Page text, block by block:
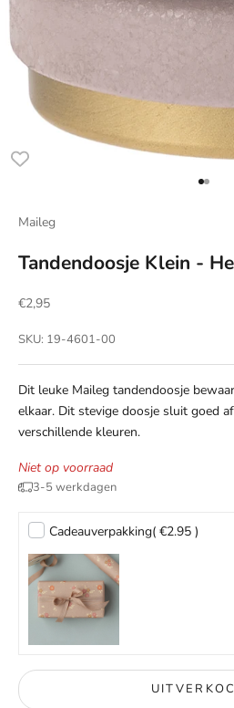
Naar
Naar
Maileg
Tandendoosje Klein -
Aanbiedingsprijs
€2,95
SKU: 19-4601-00
Dit leuke Maileg tandendoosje
elkaar. Dit stevige doosje sluit goed
verschillende kleuren.
Niet op voorraad
3-5 werkdagen
Cadeauverpakking( €2.95 )